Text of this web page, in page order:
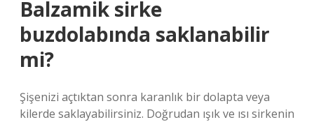
Balzamik sirke
buzdolabında saklanabilir
mi?
Şişenizi açtıktan sonra karanlık bir dolapta veya
kilerde saklayabilirsiniz. Doğrudan ışık ve ısı sirkenin